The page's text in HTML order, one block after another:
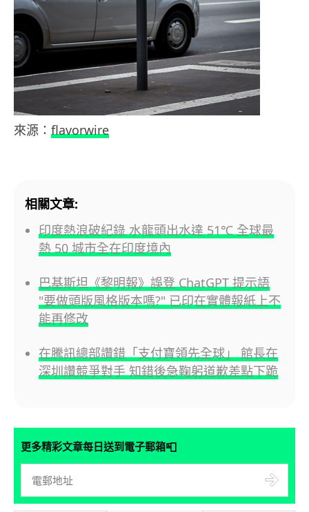
來源： flavorwire
相關文章:
印度熱浪破紀錄 水龍頭出水達 51℃ 全球最
熱 50 城市全在印度境內
巴基斯坦《黎明報》誤登 ChatGPT 提示語
"要做頭版風格版本嗎?" 已印在實體報紙上不
能再修改
在騰訊總部讚錯「支付寶領先全球」 館長在
深圳讚競爭對手 知錯後急鞠躬道歉差點下跪
更多精彩文章每日送到電子郵箱📮